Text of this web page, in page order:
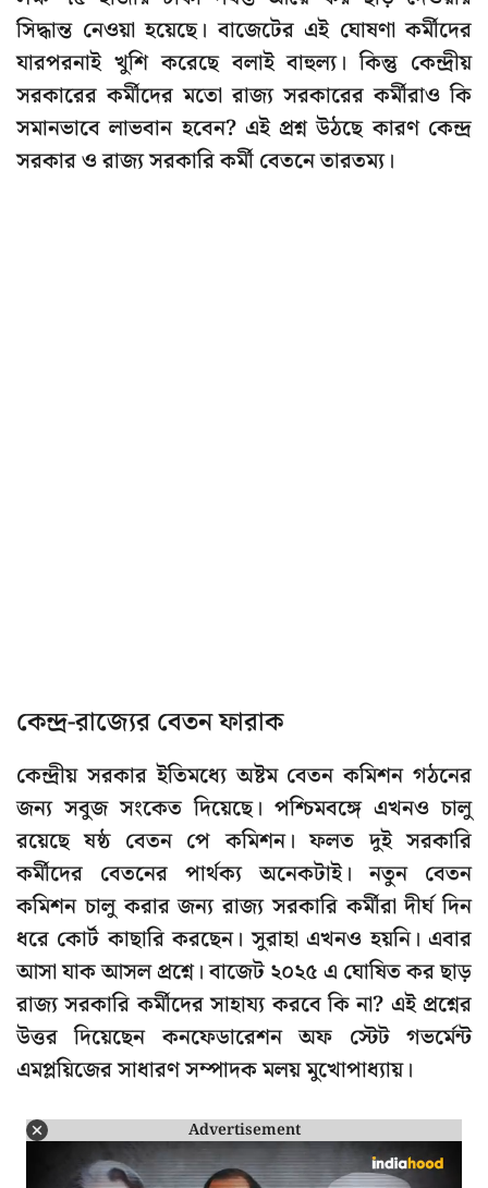
সিদ্ধান্ত নেওয়া হয়েছে। বাজেটের এই ঘোষণা কর্মীদের
যারপরনাই খুশি করেছে বলাই বাহুল্য। কিন্তু কেন্দ্রীয়
সরকারের কর্মীদের মতো রাজ্য সরকারের কর্মীরাও কি
সমানভাবে লাভবান হবেন? এই প্রশ্ন উঠছে কারণ কেন্দ্র
সরকার ও রাজ্য সরকারি কর্মী বেতনে তারতম্য।
কেন্দ্র-রাজ্যের বেতন ফারাক
কেন্দ্রীয় সরকার ইতিমধ্যে অষ্টম বেতন কমিশন গঠনের
জন্য সবুজ সংকেত দিয়েছে। পশ্চিমবঙ্গে এখনও চালু
রয়েছে ষষ্ঠ বেতন পে কমিশন। ফলত দুই সরকারি
কর্মীদের বেতনের পার্থক্য অনেকটাই। নতুন বেতন
কমিশন চালু করার জন্য রাজ্য সরকারি কর্মীরা দীর্ঘ দিন
ধরে কোর্ট কাছারি করছেন। সুরাহা এখনও হয়নি। এবার
আসা যাক আসল প্রশ্নে। বাজেট ২০২৫ এ ঘোষিত কর ছাড়
রাজ্য সরকারি কর্মীদের সাহায্য করবে কি না? এই প্রশ্নের
উত্তর দিয়েছেন কনফেডারেশন অফ স্টেট গভর্মেন্ট
এমপ্লয়িজের সাধারণ সম্পাদক মলয় মুখোপাধ্যায়।
Advertisement